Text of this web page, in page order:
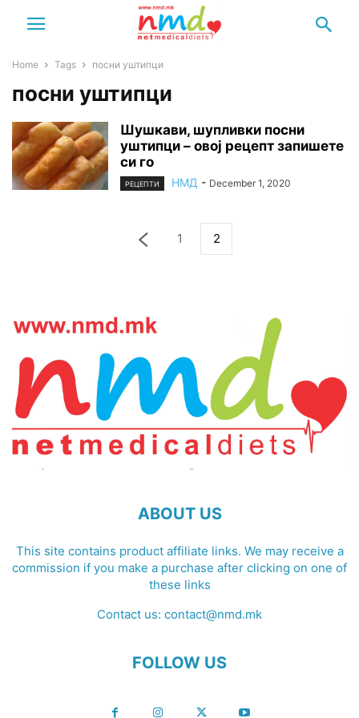
Home Tags посни уштипци
посни уштипци
Шушкави, шупливки посни
уштипци – овој рецепт запишете
си го
РЕЦЕПТИ НМД - December 1, 2020
1 2
ABOUT US
This site contains product affiliate links. We may receive a
commission if you make a purchase after clicking on one of
these links
Contact us: contact@nmd.mk
FOLLOW US